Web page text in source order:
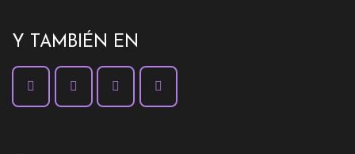
Y TAMBIÉN EN